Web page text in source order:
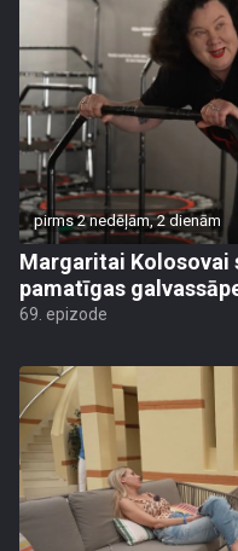
pirms 2 nedēļām, 2 dienām
Margaritai Kolosovai
pamatīgas
69. epizode